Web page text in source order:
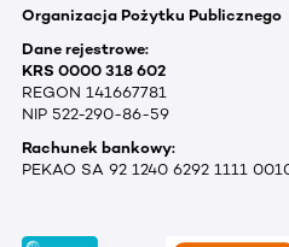
Organizacja Pożytku Publicznego
Dane rejestrowe:
KRS 0000 318 602
REGON 141667781
NIP 522-290-86-59
Rachunek bankowy:
PEKAO SA 92 1240 6292 1111